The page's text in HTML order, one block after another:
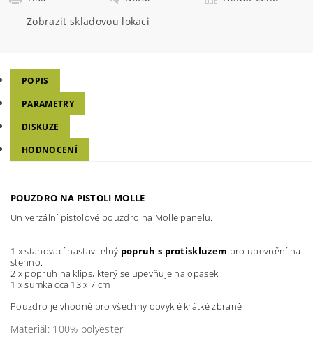
Zobrazit skladovou lokaci
POPIS
PARAMETRY
DISKUZE
HODNOCENÍ
POUZDRO NA PISTOLI MOLLE
Univerzální pistolové pouzdro na Molle panelu.
1 x stahovací nastavitelný popruh s protiskluzem pro upevnění na
stehno.
2 x popruh na klips, který se upevňuje na opasek.
1 x sumka cca 13 x 7 cm
Pouzdro je vhodné pro všechny obvyklé krátké zbraně
Materiál: 100% polyester